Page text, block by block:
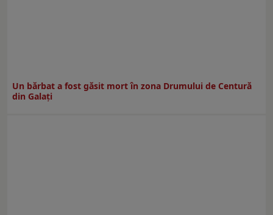
Un bărbat a fost găsit mort în zona Drumului de Centură
din Galați